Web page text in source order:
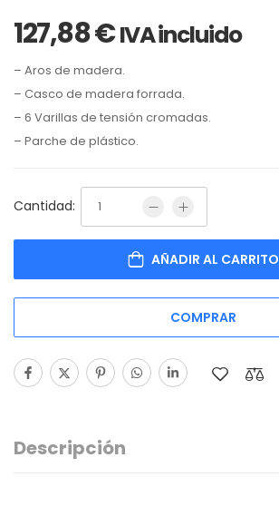
127,88€ IVA incluido
– Aros de madera.
– Casco de madera forrada.
– 6 Varillas de tensión cromadas.
– Parche de plástico.
Cantidad:
AÑADIR AL CARRITO
COMPRAR
Descripción